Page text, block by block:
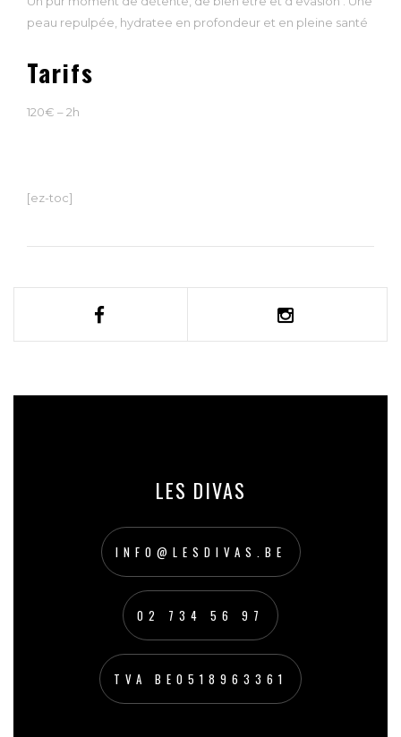
peau repulpée, hydratee en profondeur et en pleine santé
Tarifs
120€ – 2h
[ez-toc]
LES DIVAS
INFO@LESDIVAS.BE
02 734 56 97
TVA BE0518963361